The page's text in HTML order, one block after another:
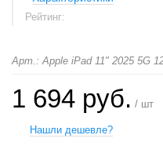
Рейтинг:
Арт.: Apple iPad 11" 2025 5G
1 694 руб. / шт
Нашли дешевле?